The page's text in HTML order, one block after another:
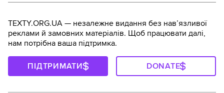
TEXTY.ORG.UA — незалежне видання без навʼязливої
реклами й замовних матеріалів. Щоб працювати далі,
нам потрібна ваша підтримка.
ПІДТРИМАТИ DONATE